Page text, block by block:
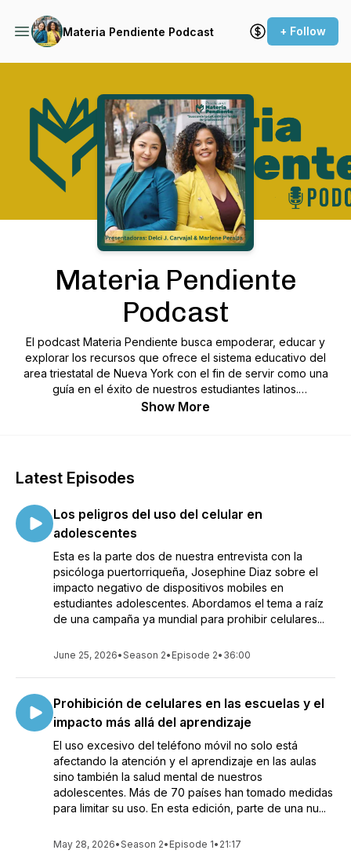
Materia Pendiente Podcast + Follow
Materia Pendiente
Podcast
El podcast Materia Pendiente busca empoderar, educar y
explorar los recursos que ofrece el sistema educativo del
area triestatal de Nueva York con el fin de servir como una
guía en el éxito de nuestros estudiantes latinos.
Show More
Latest Episodes
Los peligros del uso del celular en
adolescentes
Esta es la parte dos de nuestra entrevista con la
psicóloga puertorriqueña, Josephine Diaz sobre el
impacto negativo de dispositivos mobiles en
estudiantes adolescentes. Abordamos el tema a raíz
de una campaña ya mundial para prohibir celulares...
June 25, 2026•Season 2• Episode 2• 36:00
Prohibición de celulares en las escuelas y el
impacto más allá del aprendizaje
El uso excesivo del teléfono móvil no solo está
afectando la atención y el aprendizaje en las aulas
sino también la salud mental de nuestros
adolescentes. Más de 70 países han tomado medidas
para limitar su uso. En esta edición, parte de una nu...
May 28, 2026•Season 2• Episode 1• 21:17